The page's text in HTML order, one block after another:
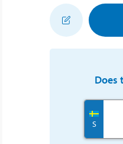
Does
S